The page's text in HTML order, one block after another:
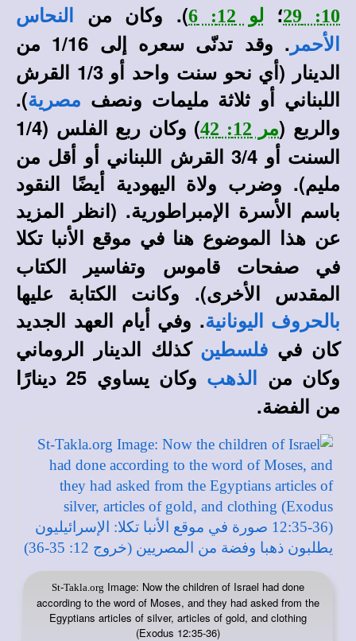
10: 29
؛ لو 12: 6 ). وكان من
النحاس
الأحمر
. وقد تدنّى سعره إلى 1/16 من
الدينار (أي نحو سنت واحد أو 1/3 القرش
اللبناني أو ثلاثة مليمات ونصف مصرية).
والربع (مر 12: 42
) وكان ربع الفلس (1/4
السنت أو 3/4 القرش اللبناني أو أقل من
مليم). وضرب ولاة اليهودية أيضًا النقود
باسم الأسرة الإمبراطورية. (انظر المزيد
عن هذا الموضوع هنا في موقع الأنبا تكلا
في صفحات قاموس وتفاسير الكتاب
المقدس الأخرى). وكانت الكتابة عليها
بالحروف اليونانية. وفي أيام العهد الجديد
كان في فلسطين كذلك الدينار الروماني
وكان من
الذهب
وكان يساوي 25 دينارًا
من الفضة.
St-Takla.org Image: Now the children of Israel had done
according to the word of Moses, and they had asked from the
Egyptians articles of silver, articles of gold, and clothing
(Exodus 12:35-36)